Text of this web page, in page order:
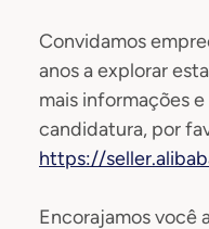
Convidamos
anos a explorar
mais informações
candidatura, por
https://
Encorajamos você